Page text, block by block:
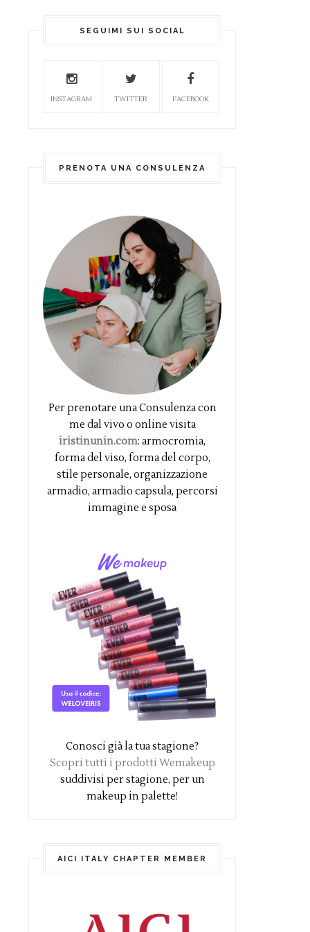
SEGUIMI SUI SOCIAL
INSTAGRAM TWITTER FACEBOOK
PRENOTA UNA CONSULENZA
Per prenotare una Consulenza con
me dal vivo o online visita
iristinunin.com: armocromia,
forma del viso, forma del corpo,
stile personale, organizzazione
armadio, armadio capsula, percorsi
immagine e sposa
Conosci già la tua stagione?
Scopri tutti i prodotti Wemakeup
suddivisi per stagione, per un
makeup in palette!
AICI ITALY CHAPTER MEMBER